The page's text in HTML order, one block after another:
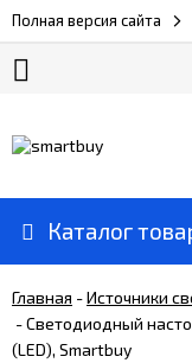
Полная версия сайта
Прайс-
Каталог
Главная -Источники
-Светодиодный
(LED), Smartbuy